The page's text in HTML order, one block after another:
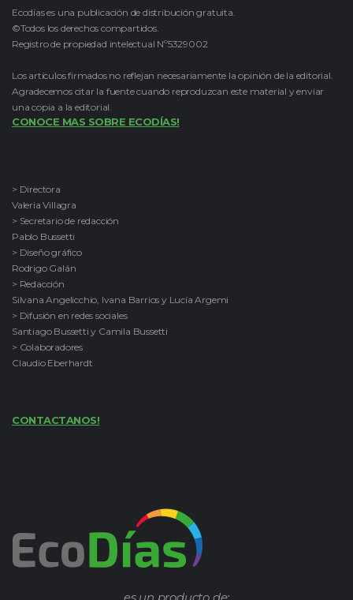
Ecodías es una publicación de distribución gratuita.
©Todos los derechos compartidos.
Registro de propiedad intelectual Nº5329002
Los artículos firmados no reflejan necesariamente la opinión de la editorial.
Agradecemos citar la fuente cuando reproduzcan este material y enviar
una copia a la editorial.
CONOCE MAS SOBRE ECODÍAS!
> Directora
Valeria Villagra
> Secretario de redacción
Pablo Bussetti
> Diseño gráfico
Rodrigo Galán
> Redacción
Silvana Angelicchio, Ivana Barrios y Lucía Argemi
> Difusión en redes sociales
Santiago Bussetti y Camila Bussetti
> Colaboradores
Claudio Eberhardt
CONTACTANOS!